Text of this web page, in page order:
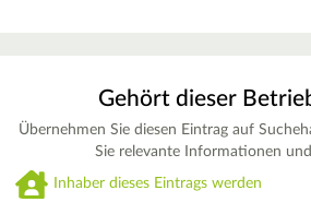
Gehört dieser
Übernehmen Sie diesen Eintrag auf
Sie relevante Informationen
Inhaber dieses Eintrags werden